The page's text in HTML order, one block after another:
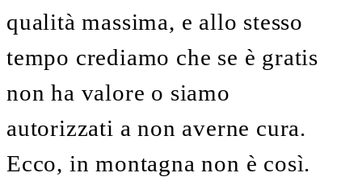
qualità massima, e allo stesso
tempo crediamo che se è gratis
non ha valore o siamo
autorizzati a non averne cura.
Ecco, in montagna non è così.